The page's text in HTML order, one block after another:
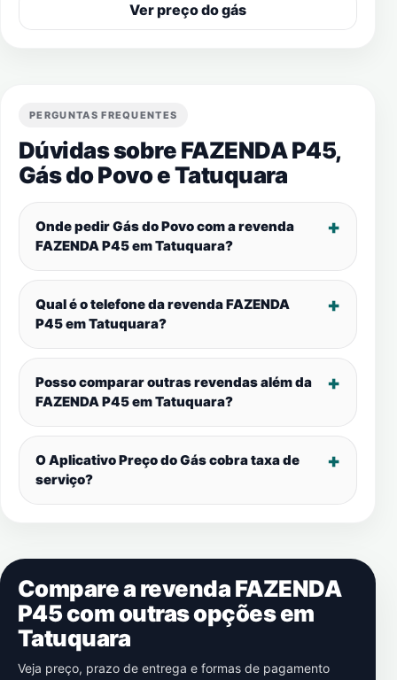
Ver preço do gás
PERGUNTAS FREQUENTES
Dúvidas sobre FAZENDA P45,
Gás do Povo eTatuquara
Onde pedir Gás do Povo com a revenda
FAZENDA P45 emTatuquara?
Qual é o telefone da revenda FAZENDA
P45 emTatuquara?
Posso comparar outras revendas além da
FAZENDA P45 emTatuquara?
O Aplicativo Preço do Gás cobra taxa de
serviço?
Compare a revenda FAZENDA
P45 com outras opções em
Tatuquara
Veja preço, prazo de entrega e formas de pagamento